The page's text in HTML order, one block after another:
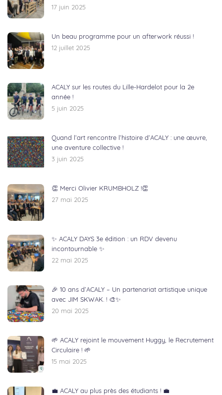
17 juin 2025
Un beau programme pour un afterwork réussi !
12 juillet 2025
ACALY sur les routes du Lille-Hardelot pour la 2e
année !
5 juin 2025
Quand l’art rencontre l’histoire d’ACALY : une œuvre,
une aventure collective !
3 juin 2025
👏 Merci Olivier KRUMBHOLZ !👏
27 mai 2025
✨ ACALY DAYS 3e édition : un RDV devenu
incontournable ✨
22 mai 2025
🎉 10 ans d’ACALY – Un partenariat artistique unique
avec JIM SKWAK. ! 🎨✨
20 mai 2025
🌱 ACALY rejoint le mouvement Huggy, le Recrutement
Circulaire ! 🌱
15 mai 2025
💼 ACALY au plus près des étudiants ! 💼